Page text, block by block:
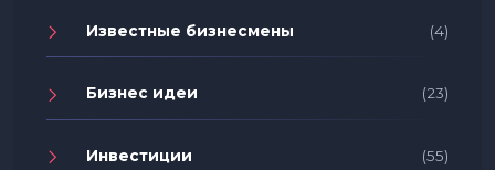
Известные бизнесмены (4)
Бизнес идеи (23)
Инвестиции (55)